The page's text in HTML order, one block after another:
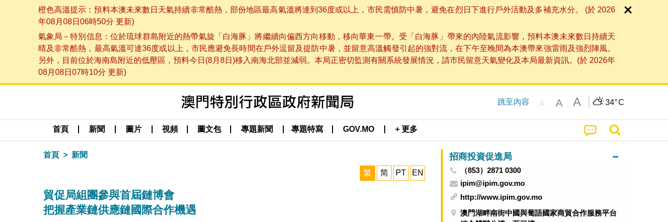
橙色高溫提示：預料本澳未來數日天氣持續非常酷熱，部份地區最高氣溫將達到36度或以上，市民需慎防中暑，避免在烈日下進行戶外活動及多補充水分。 (於 2026
年08月08日06時50分 更新)
氣象局－特別信息：位於琉球群島附近的熱帶氣旋「白海豚」將繼續向偏西方向移動，移向華東一帶。受「白海豚」帶來的內陸氣流影響，預料本澳未來數日持續天
晴及非常酷熱，最高氣溫可達36度或以上，市民應避免長時間在戶外逗留及提防中暑，並留意高溫觸發引起的強對流，在下午至晚間為本澳帶來強雷雨及強烈陣風。
另外，目前位於海南島附近的低壓區，預料今日(8月8日)移入南海北部並減弱。本局正密切監測有關系統發展情況，請市民留意天氣變化及本局最新資訊。(於 2026年
08月08日07時10分 更新)
跳至內容 A A A 34°C
首頁 新聞 圖片 視頻 圖文包 專題新聞 專題特寫 GOV.MO + 更多
首頁 新聞
繁 简 PT EN
貿促局組團參與首屆鏈博會
把握產業鏈供應鏈國際合作機遇
招商投資促進局
（853）2871 0300
ipim@ipim.gov.mo
http://www.ipim.gov.mo
澳門湖畔南街中國與葡語國家商貿合作服務平台